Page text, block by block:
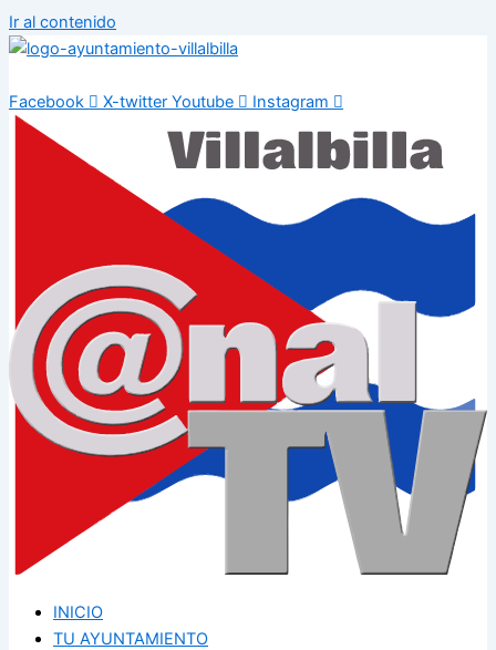
Ir al contenido
Facebook X-twitter Youtube Instagram
INICIO
TU AYUNTAMIENTO